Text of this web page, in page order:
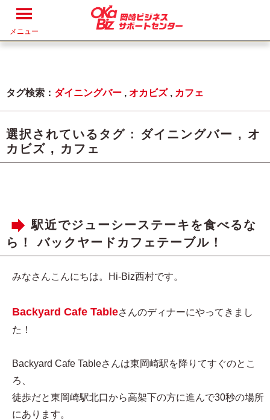
メニュー
タグ検索： ダイニングバー , オカビズ, カフェ
選択されているタグ : ダイニングバー , オ
カビズ , カフェ
駅近でジューシーステーキを食べるな
ら！ バックヤードカフェテーブル！
みなさんこんにちは。Hi-Biz西村です。
Backyard Cafe Tableさんのディナーにやってきまし
た！
Backyard Cafe Tableさんは東岡崎駅を降りてすぐのとこ
ろ、
徒歩だと東岡崎駅北口から高架下の方に進んで30秒の場所
にあります。